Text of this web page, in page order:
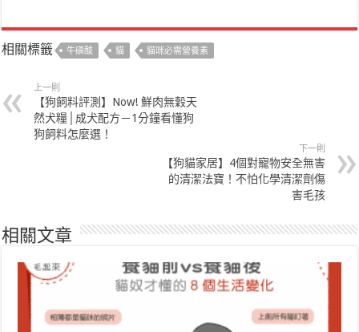
相關標籤 牛磺酸 貓 貓咪必需營養素
上一則
【狗飼料評測】Now! 鮮肉無穀天
然犬糧│成犬配方－1分鐘看懂狗
狗飼料怎麼選！
下一則
【狗貓家居】4個對寵物安全無害
的清潔法寶！不怕化學清潔劑傷
害毛孩
相關文章